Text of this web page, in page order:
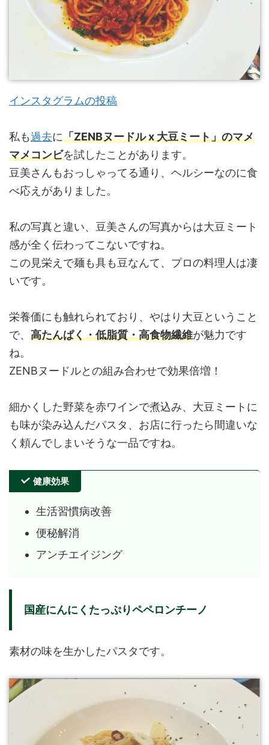
インスタグラムの投稿
私も過去に「ZENBヌードル x 大豆ミート」のマメ
マメコンビを試したことがあります。
豆美さんもおっしゃってる通り、ヘルシーなのに食
べ応えがありました。
私の写真と違い、豆美さんの写真からは大豆ミート
感が全く伝わってこないですね。
この見栄えで麺も具も豆なんて、プロの料理人は凄
いです。
栄養価にも触れられており、やはり大豆ということ
で、 高たんぱく・低脂質・高食物繊維が魅力です
ね。
ZENBヌードルとの組み合わせで効果倍増！
細かくした野菜を赤ワインで煮込み、大豆ミートに
も味が染み込んだパスタ、お店に行ったら間違いな
く頼んでしまいそうな一品ですね。
健康効果
生活習慣病改善
便秘解消
アンチエイジング
国産にんにくたっぷりペペロンチーノ
素材の味を生かしたパスタです。